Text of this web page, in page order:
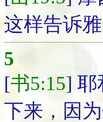
这样告诉
5
[书5:15] 耶
下来，因